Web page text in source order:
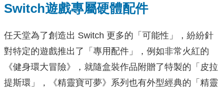
Switch遊戲專屬硬體配件
任天堂為了創造出 Switch 更多的「可能性」，紛紛針
對特定的遊戲推出了「專用配件」，例如非常火紅的
《健身環大冒險》，就隨盒裝作品附贈了特製的「皮拉
提斯環」，《精靈寶可夢》系列也有外型經典的「精靈